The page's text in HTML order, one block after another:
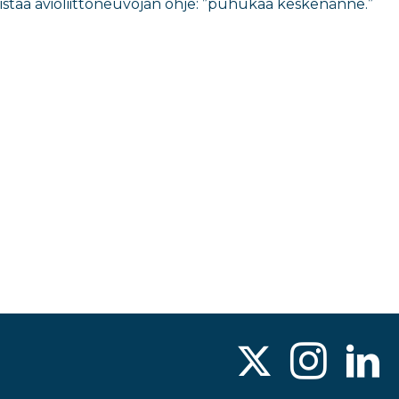
avioliittoneuvojan ohje: ”puhukaa keskenänne.”